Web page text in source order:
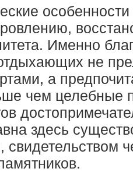
Именно
не
а
чем целебные
здесь
свидетельством